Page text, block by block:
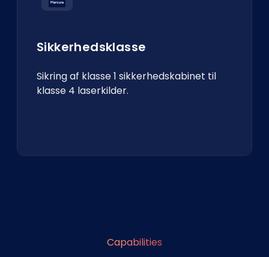
Sikkerhedsklasse
Sikring af klasse 1 sikkerhedskabinet til
klasse 4 laserkilder.
Capabilities